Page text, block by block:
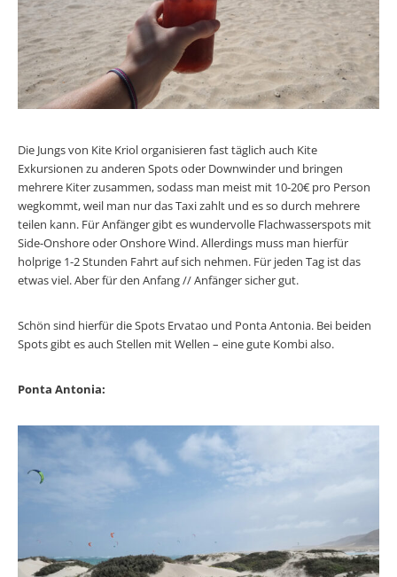
Die Jungs von Kite Kriol organisieren fast täglich auch Kite
Exkursionen zu anderen Spots oder Downwinder und bringen
mehrere Kiter zusammen, sodass man meist mit 10-20€ pro Person
wegkommt, weil man nur das Taxi zahlt und es so durch mehrere
teilen kann. Für Anfänger gibt es wundervolle Flachwasserspots mit
Side-Onshore oder Onshore Wind. Allerdings muss man hierfür
holprige 1-2 Stunden Fahrt auf sich nehmen. Für jeden Tag ist das
etwas viel. Aber für den Anfang // Anfänger sicher gut.
Schön sind hierfür die Spots Ervatao und Ponta Antonia. Bei beiden
Spots gibt es auch Stellen mit Wellen – eine gute Kombi also.
Ponta Antonia: